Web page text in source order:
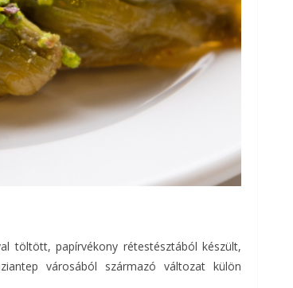
töltött, papírvékony rétestésztából készült,
városából származó változat külön